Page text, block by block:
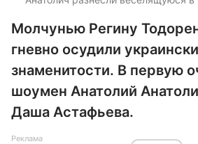
Молчунью Регину
гневно осудили
знаменитости. В первую
шоумен Анатолий
Даша Астафьева.
Реклама